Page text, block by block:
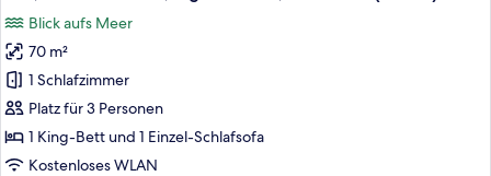
Fotos
für
Villa,
Schlafzimmer,
eigener
Pool,
Blick aufs Meer
70 m²
1 Schlafzimmer
Platz für 3 Personen
1 King-Bett und 1 Einzel-Schlafsofa
Kostenloses WLAN